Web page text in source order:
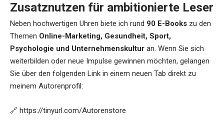
Zusatznutzen für ambitionierte Leser
Neben hochwertigen Uhren biete ich rund 90 E-Books zu den
Themen Online-Marketing, Gesundheit, Sport,
Psychologie und Unternehmenskultur an. Wenn Sie sich
weiterbilden oder neue Impulse gewinnen möchten, gelangen
Sie über den folgenden Link in einem neuen Tab direkt zu
meinem Autorenprofil:
🔗 https://tinyurl.com/Autorenstore